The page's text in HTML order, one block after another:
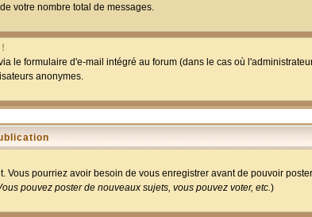
votre nombre total de messages.
le formulaire d'e-mail intégré au forum (dans le cas où
anonymes.
pourriez avoir besoin de vous enregistrer avant de pouvoir
pouvez poster de nouveaux sujets, vous pouvez voter, etc.)